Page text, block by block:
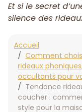
Et si le secret
silence des
Accueil
Comment
rideaux
occultants pour
Tendance
coucher :
style pour la